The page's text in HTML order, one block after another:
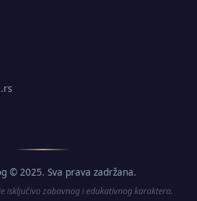
© 2025. Sva prava zadržana.
isključivo zabavnog i edukativnog karaktera.